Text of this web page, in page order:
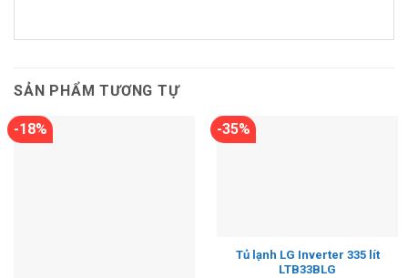
SẢN PHẨM TƯƠNG TỰ
-18% -35%
Tủ lạnh LG Inverter 335 lít
LTB33BLG